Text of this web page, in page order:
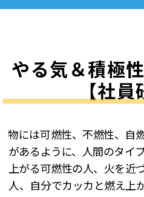
やる気＆積極
【社員
物には可燃性、不燃性、自
があるように、人間のタイ
上がる可燃性の人、火を近
人、自分でカッカと燃え上